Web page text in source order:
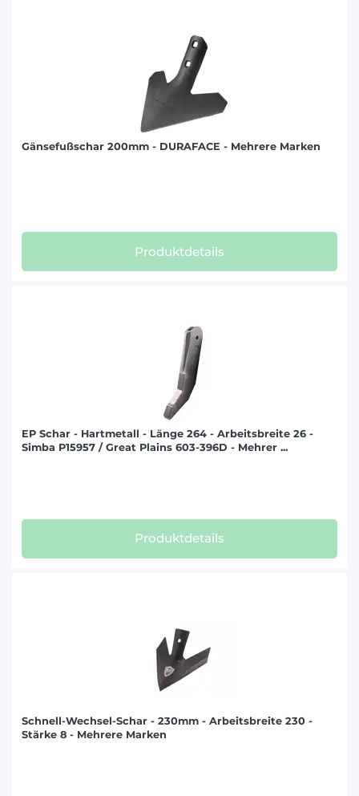
Gänsefußschar 200mm - DURAFACE - Mehrere Marken
Produktdetails
EP Schar - Hartmetall - Länge 264 - Arbeitsbreite 26 -
Simba P15957 / Great Plains 603-396D - Mehrer ...
Produktdetails
Schnell-Wechsel-Schar - 230mm - Arbeitsbreite 230 -
Stärke 8 - Mehrere Marken